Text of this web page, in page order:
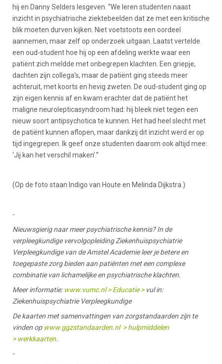
hij en Danny Selders lesgeven. “We leren studenten naast
inzicht in psychiatrische ziektebeelden dat ze met een kritische
blik moeten durven kijken. Niet voetstoots een oordeel
aannemen, maar zelf op onderzoek uitgaan. Laatst vertelde
een oud-student hoe hij op een afdeling werkte waar een
patiënt zich meldde met onbegrepen klachten. Een griepje,
dachten zijn collega’s, maar de patiënt ging steeds meer
achteruit, met koorts en hevig zweten. De oud-student ging op
zijn eigen kennis af en kwam erachter dat de patiënt het
maligne neurolepticasyndroom had: hij bleek niet tegen een
nieuw soort antipsychotica te kunnen. Het had heel slecht met
de patiënt kunnen aflopen, maar dankzij dit inzicht werd er op
tijd ingegrepen. Ik geef onze studenten daarom ook altijd mee:
‘Jij kan het verschil maken’.”
(Op de foto staan Indigo van Houte en Melinda Dijkstra.)
-
Nieuwsgierig naar meer psychiatrische kennis? In de
verpleegkundige vervolgopleiding Ziekenhuispsychiatrie
Verpleegkundige van de Amstel Academie leer je betere en
toegepaste zorg bieden aan patiënten met een complexe
combinatie van lichamelijke en psychiatrische klachten.
Meer informatie: www.vumc.nl > Educatie >vul in:
Ziekenhuispsychiatrie Verpleegkundige
De kaarten met samenvattingen van zorgstandaarden zijn te
vinden op www.ggzstandaarden.nl > hulpmiddelen
> werkkaarten.
-